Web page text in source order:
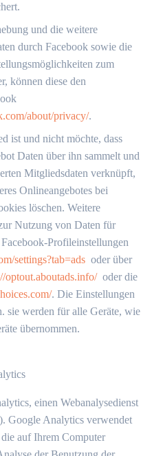
und die weitere
durch Facebook sowie die
zum
können diese den
about/privacy/.
ist und nicht möchte, dass
Daten über ihn sammelt und
Mitgliedsdaten verknüpft,
Onlineangebotes bei
löschen. Weitere
Nutzung von Daten für
Profileinstellungen
settings?tab=ads oder über
optout.aboutads.info/oder die
. Die Einstellungen
sie werden für alle Geräte, wie
übernommen.
einen Webanalysedienst
Google Analytics verwendet
auf Ihrem Computer